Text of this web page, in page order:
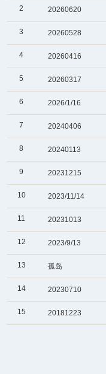
2 20260620
3 20260528
4 20260416
5 20260317
6 2026/1/16
7 20240406
8 20240113
9 20231215
10 2023/11/14
11 20231013
12 2023/9/13
13 孤岛
14 20230710
15 20181223